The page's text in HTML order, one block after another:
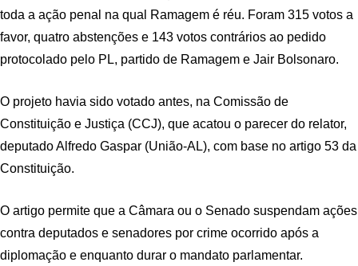
toda a ação penal na qual Ramagem é réu. Foram 315 votos a
favor, quatro abstenções e 143 votos contrários ao pedido
protocolado pelo PL, partido de Ramagem e Jair Bolsonaro.
O projeto havia sido votado antes, na Comissão de
Constituição e Justiça (CCJ), que acatou o parecer do relator,
deputado Alfredo Gaspar (União-AL), com base no artigo 53 da
Constituição.
O artigo permite que a Câmara ou o Senado suspendam ações
contra deputados e senadores por crime ocorrido após a
diplomação e enquanto durar o mandato parlamentar.